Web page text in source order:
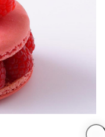
トムCAT
TULLY'S
COFFEE